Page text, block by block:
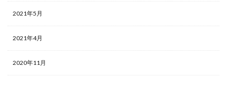
2021年5月
2021年4月
2020年11月